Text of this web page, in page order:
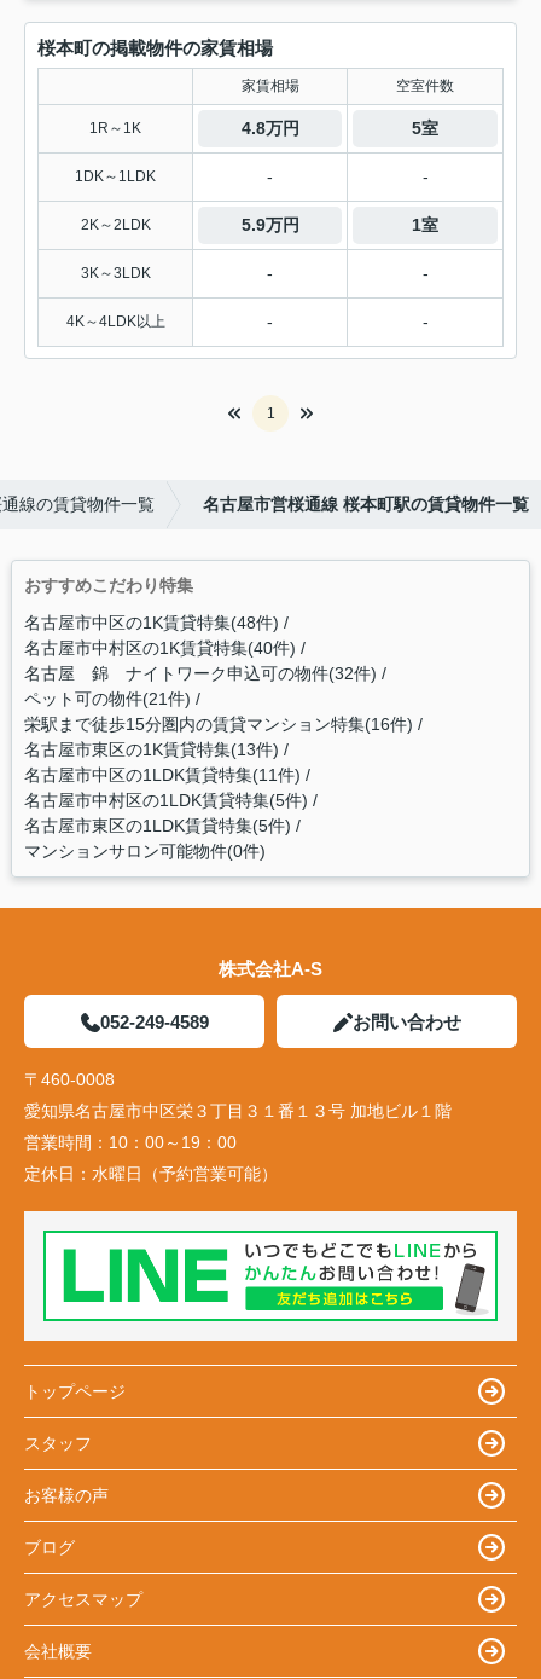
桜本町の掲載物件の家賃相場
家賃相場 空室件数
1R～1K 4.8万円 5室
1DK～1LDK - -
2K～2LDK 5.9万円 1室
3K～3LDK - -
4K～4LDK以上 - -
1
線の賃貸物件一覧 名古屋市営桜通線 桜本町駅の賃貸物件一覧
おすすめこだわり特集
名古屋市中区の1K賃貸特集(48件)
名古屋市中村区の1K賃貸特集(40件)
名古屋 錦 ナイトワーク申込可の物件(32件)
ペット可の物件(21件)
栄駅まで徒歩15分圏内の賃貸マンション特集(16件)
名古屋市東区の1K賃貸特集(13件)
名古屋市中区の1LDK賃貸特集(11件)
名古屋市中村区の1LDK賃貸特集(5件)
名古屋市東区の1LDK賃貸特集(5件)
マンションサロン可能物件(0件)
株式会社A-S
052-249-4589 お問い合わせ
〒460-0008
愛知県名古屋市中区栄３丁目３１番１３号 加地ビル１階
営業時間： 10：00～19：00
定休日： 水曜日（予約営業可能）
トップページ
スタッフ
お客様の声
ブログ
アクセスマップ
会社概要